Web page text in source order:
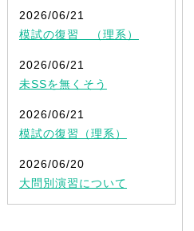
2026/06/21
模試の復習 （理系）
2026/06/21
未SSを無くそう
2026/06/21
模試の復習（理系）
2026/06/20
大問別演習について